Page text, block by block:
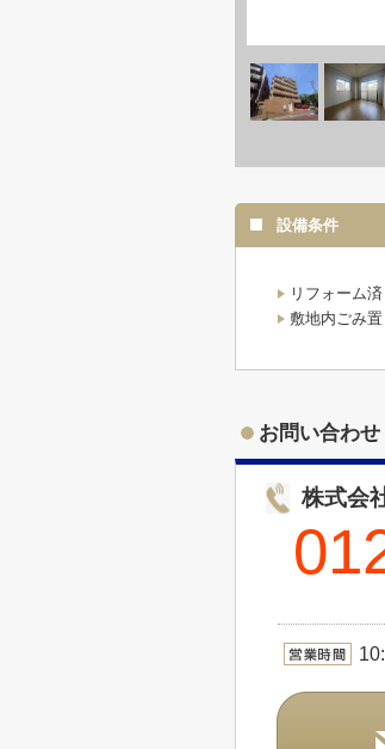
設備条件
リフォーム済
敷地内ごみ
お問い合わせ
株式会